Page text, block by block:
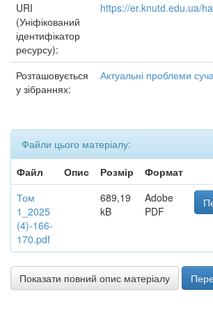
URI
(Уніфікований
ідентифікатор
ресурсу):
https://er.knutd.edu.ua/
Розташовується
у зібраннях:
Актуальні проблеми
Файли цього матеріалу:
Файл
Опис Розмір
Формат
Том
1_2025
(4)-166-
170.pdf
689,19
kB
Adobe
PDF
Показати повний опис матеріалу